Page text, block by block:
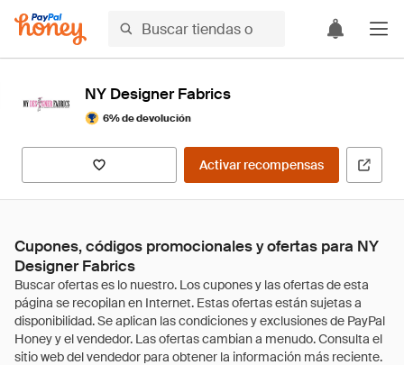
NY Designer Fabrics
6% de devolución
Activar recompensas
Cupones, códigos promocionales y ofertas para NY
Designer Fabrics